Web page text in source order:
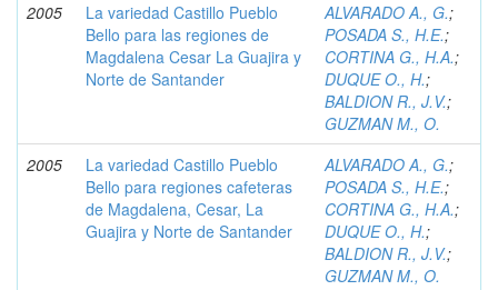
2005
La variedad Castillo Pueblo
Bello para las regiones de
Magdalena Cesar La Guajira y
Norte de Santander
ALVARADO A., G.;
POSADA S., H.E.;
CORTINA G., H.A.;
DUQUE O., H.;
BALDION R., J.V.;
GUZMAN M., O.
2005
La variedad Castillo Pueblo
Bello para regiones cafeteras
de Magdalena, Cesar, La
Guajira y Norte de Santander
ALVARADO A., G.;
POSADA S., H.E.;
CORTINA G., H.A.;
DUQUE O., H.;
BALDION R., J.V.;
GUZMAN M., O.